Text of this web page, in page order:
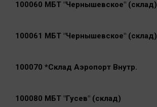
100060 МБТ "Чернышевское" (склад)
100061 МБТ "Чернышевское" (склад)
100070 *Склад Аэропорт Внутр.
100080 МБТ "Гусев" (склад)